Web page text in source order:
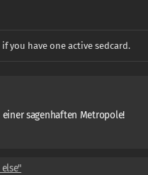
you have one active sedcard.
sagenhaften Metropole!